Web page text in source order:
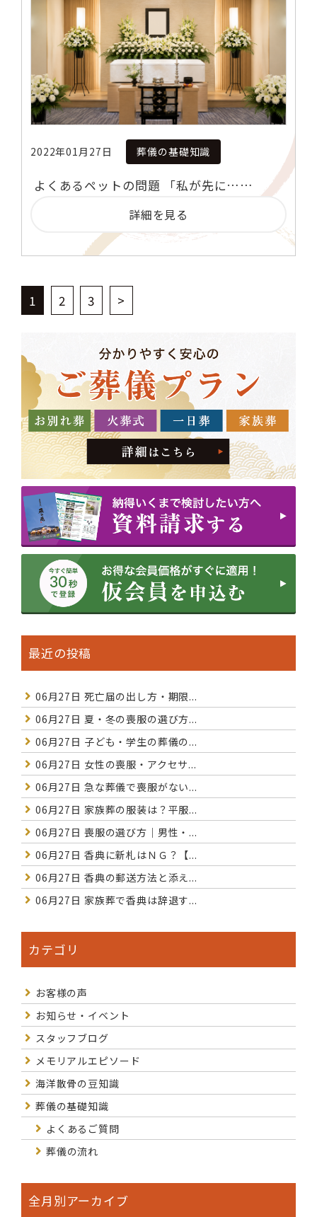
2022年01月27日 葬儀の基礎知識
よくあるペットの問題 「私が先に……
詳細を見る
1 2 3 >
最近の投稿
06月27日 死亡届の出し方・期限...
06月27日 夏・冬の喪服の選び方...
06月27日 子ども・学生の葬儀の...
06月27日 女性の喪服・アクセサ...
06月27日 急な葬儀で喪服がない...
06月27日 家族葬の服装は？平服...
06月27日 喪服の選び方｜男性・...
06月27日 香典に新札はＮＧ？【...
06月27日 香典の郵送方法と添え...
06月27日 家族葬で香典は辞退す...
カテゴリ
お客様の声
お知らせ・イベント
スタッフブログ
メモリアルエピソード
海洋散骨の豆知識
葬儀の基礎知識
よくあるご質問
葬儀の流れ
全月別アーカイブ